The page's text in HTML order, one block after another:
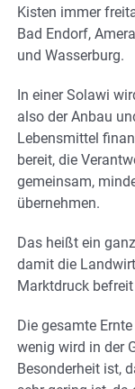
Kisten immer
Bad Endorf,
und Wasserburg.
In einer Solawi
also der Anbau
Lebensmittel
bereit, die
gemeinsam,
übernehmen.
Das heißt ein
damit die
Marktdruck
Die gesamte
wenig wird in der
Besonderheit ist,